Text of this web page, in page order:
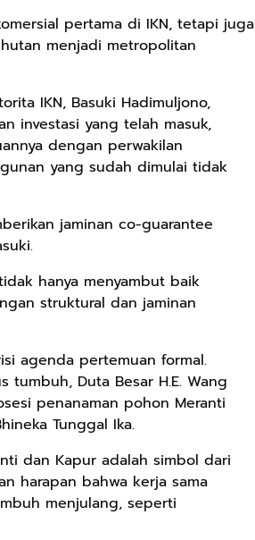
pertama di IKN, tetapi juga
menjadi metropolitan
IKN, Basuki Hadimuljono,
investasi yang telah masuk,
dengan perwakilan
yang sudah dimulai tidak
jaminan co-guarantee
hanya menyambut baik
struktural dan jaminan
agenda pertemuan formal.
Duta Besar H.E. Wang
penanaman pohon Meranti
Tunggal Ika.
dan Kapur adalah simbol dari
harapan bahwa kerja sama
menjulang, seperti